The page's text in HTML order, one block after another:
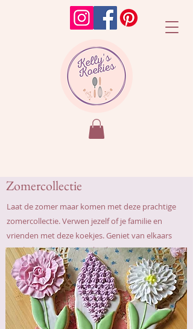
Zomercollectie
Laat de zomer maar komen met deze prachtige
zomercollectie. Verwen jezelf of je familie en
vrienden met deze koekjes. Geniet van elkaars
gezelschap door samen koekjes te versieren,
schilderen of op te eten!
Ze zijn ook de ideale traktatie om je kind te
trakteren voor zijn harde werk op school het
voorbije schooljaar!